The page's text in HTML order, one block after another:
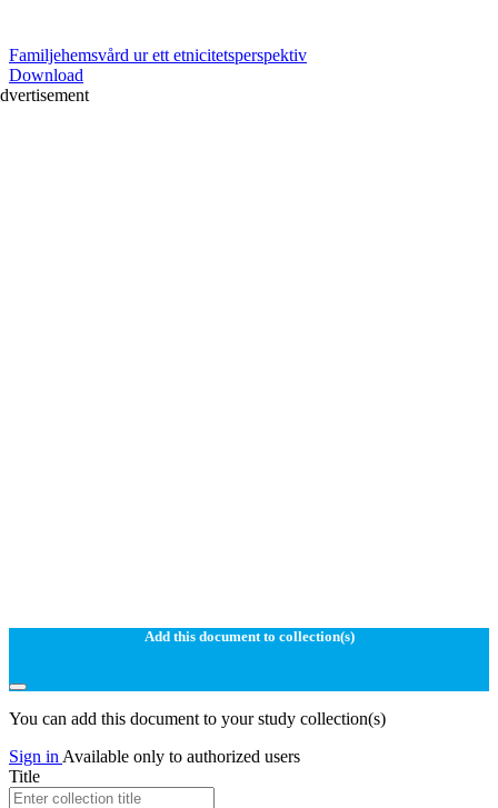
Familjehemsvård ur ett etnicitetsperspektiv
Download
Add this document to collection(s)
You can add this document to your study collection(s)
Sign in Available only to authorized users
Title